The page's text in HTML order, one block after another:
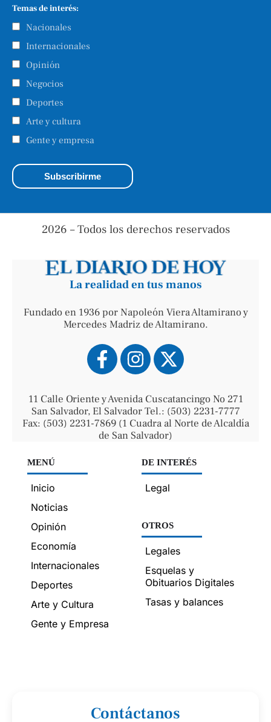
Temas de interés:
Nacionales
Internacionales
Opinión
Negocios
Deportes
Arte y cultura
Gente y empresa
2026 – Todos los derechos reservados
La realidad en tus manos
Fundado en 1936 por Napoleón Viera Altamirano y
Mercedes Madriz de Altamirano.
11 Calle Oriente y Avenida Cuscatancingo No 271
San Salvador, El Salvador Tel.: (503) 2231-7777
Fax: (503) 2231-7869 (1 Cuadra al Norte de Alcaldía
de San Salvador)
MENÚ
Inicio
Noticias
Opinión
Economía
Internacionales
Deportes
Arte y Cultura
Gente y Empresa
DE INTERÉS
Legal
OTROS
Legales
Esquelas y
Obituarios Digitales
Tasas y balances
Contáctanos